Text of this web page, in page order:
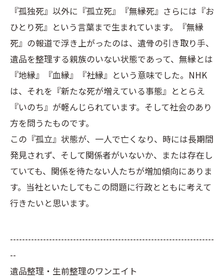
『孤独死』以外に『孤立死』『無縁死』さらには『お
ひとり死』という言葉まで生まれています。『無縁
死』の報道で浮き上がったのは、遺骨の引き取り手、
遺品を整理する親族のいない状態であって、無縁とは
『地縁』『血縁』『社縁』という意味でした。NHK
は、それを『新たな死が増えている事態』ととらえ
『いのち』が軽んじられています。そして社会のあり
方を問うたものです。
この『孤立』状態が、一人で亡くなり、時には長期間
発見されず、そして関係者がいないか、または存在し
ていても、関係を待たない人たちが増加傾向にありま
す。当社といたしてもこの問題に行政とともに考えて
行きたいと思います。
--------------------------------------------------------------------
--
遺品整理・生前整理のワンエイト